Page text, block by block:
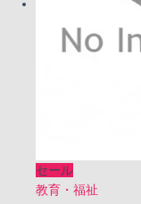
セール
教育・福祉